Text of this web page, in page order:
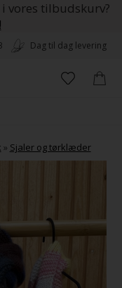
vores tilbudskurv?
Dag til dag levering
» Sjaler og tørklæder